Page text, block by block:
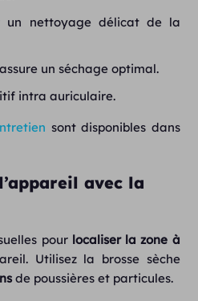
nettoyage délicat de la
assure un séchage optimal.
intra auriculaire.
sont disponibles dans
avec la
pour localiser la zone à
Utilisez la brosse sèche
de poussières et particules.